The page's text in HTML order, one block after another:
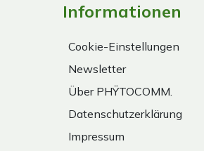
Informationen
Cookie-Einstellungen
Newsletter
Über PHŸTOCOMM.
Datenschutzerklärung
Impressum